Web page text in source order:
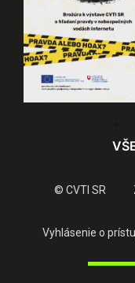
© CVTI SR
Vyhlásenie o